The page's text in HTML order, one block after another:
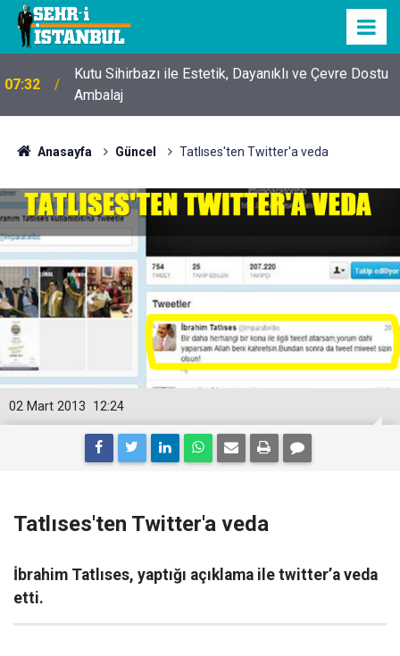
07:32
Kutu Sihirbazı ile Estetik, Dayanıklı ve Çevre Dostu
Ambalaj
Anasayfa Güncel Tatlıses'ten Twitter'a veda
12:24
02 Mart 2013
Tatlıses'ten Twitter'a veda
İbrahim Tatlıses, yaptığı açıklama ile twitter’a veda
etti.